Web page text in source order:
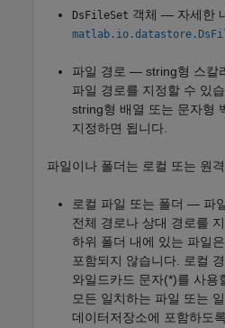
DsFileSet 객체 — 자세한
파일 경로 — string형 스칼
파일 경로를 지정할 수 있
string형 배열 또는 문자형
지정하면 됩니다.
파일이나 폴더는 로컬 또는 원
로컬 파일 또는 폴더 — 파
전체 경로나 상대 경로를
하위 폴더 내에 있는 파일
포함되지 않습니다. 로컬
와일드카드 문자(*)를 사용
모든 일치하는 파일 또는
데이터저장소에 포함하도